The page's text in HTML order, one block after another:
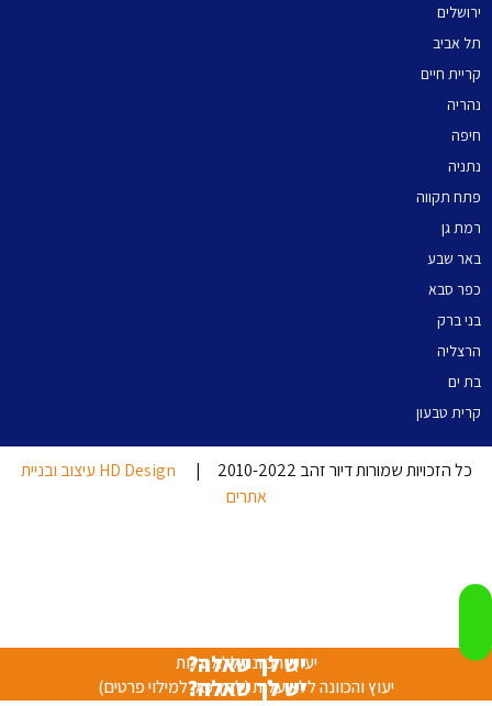
ירושלים
תל אביב
קריית חיים
נהריה
חיפה
נתניה
פתח תקווה
רמת גן
באר שבע
כפר סבא
בני ברק
הרצליה
בת ים
קרית טבעון
כל הזכויות שמורות דיור זהב 2010-2022 |
HD Design עיצוב ובניית
אתרים
יש לך שאלה?
יעוץ והכוונה ללא עלות
יש לך שאלה?
יעוץ והכוונה ללא עלות (לחץ כאן למילוי פרטים)